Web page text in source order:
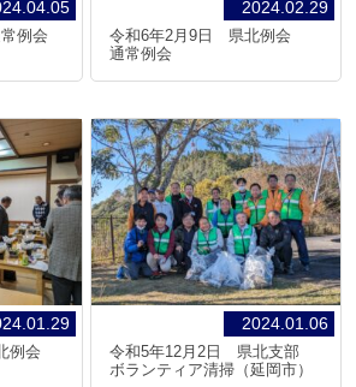
例会
2024.02.29
令和6年2月9日 県北例会
通常例会
例会
2024.01.06
令和5年12月2日 県北支部
ボランティア清掃（延岡市）